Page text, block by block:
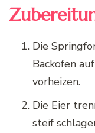
Die
Backofen
vorheizen.
Die Eier
steif